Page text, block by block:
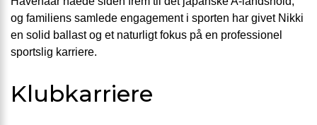
og familiens samlede engagement i sporten har givet Nikki
en solid ballast og et naturligt fokus på en professionel
sportslig karriere.
Klubkarriere